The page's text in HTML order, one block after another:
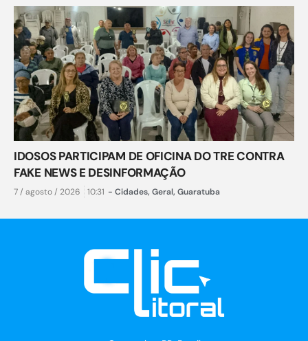
IDOSOS PARTICIPAM DE OFICINA DO TRE CONTRA
FAKE NEWS E DESINFORMAÇÃO
7 / agosto / 2026 10:31 - Cidades, Geral, Guaratuba